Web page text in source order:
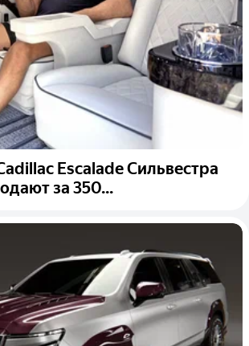
Escalade Сильвестра
за 350...